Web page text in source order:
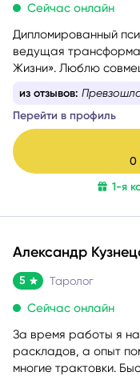
Сейчас онлайн
Дипломированный
ведущая
Жизни». Люблю
нумерологии.
Помогаю понять себя,
потребности, найти
оптимальные
запросами.
из отзывов:
Перейти в профиль
0
1-я
Александр
5 Таролог
Сейчас онлайн
За время работы я
раскладов, а опыт
многие трактовки.